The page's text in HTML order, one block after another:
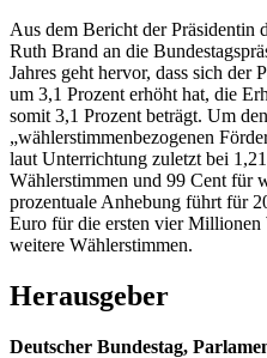
Aus dem Bericht der Präsidentin
Ruth Brand an die
Jahres geht hervor, dass sich der
um 3,1 Prozent erhöht hat, die
somit 3,1 Prozent beträgt. Um
„wählerstimmenbezogenen
laut Unterrichtung zuletzt bei
Wählerstimmen und 99 Cent für
prozentuale Anhebung führt für
Euro für die ersten vier
weitere Wählerstimmen.
Herausgeber
Deutscher Bundestag,